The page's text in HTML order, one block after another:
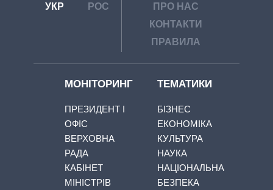
УКР РОС
ПРО НАС
КОНТАКТИ
ПРАВИЛА
МОНІТОРИНГ
ПРЕЗИДЕНТ І
ОФІС
ВЕРХОВНА
РАДА
КАБІНЕТ
МІНІСТРІВ
ТЕМАТИКИ
БІЗНЕС
ЕКОНОМІКА
КУЛЬТУРА
НАУКА
НАЦІОНАЛЬНА
БЕЗПЕКА